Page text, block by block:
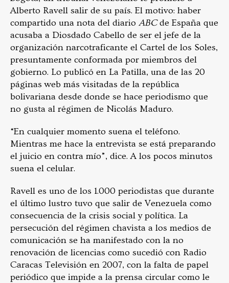
Alberto Ravell salir de su país. El motivo: haber
compartido una nota del diario ABCde España que
acusaba a Diosdado Cabello de ser el jefe de la
organización narcotraficante el Cartel de los Soles,
presuntamente conformada por miembros del
gobierno. Lo publicó en La Patilla, una de las 20
páginas web más visitadas de la república
bolivariana desde donde se hace periodismo que
no gusta al régimen de Nicolás Maduro.
“En cualquier momento suena el teléfono.
Mientras me hace la entrevista se está preparando
el juicio en contra mío”, dice. A los pocos minutos
suena el celular.
Ravell es uno de los 1.000 periodistas que durante
el último lustro tuvo que salir de Venezuela como
consecuencia de la crisis social y política. La
persecución del régimen chavista a los medios de
comunicación se ha manifestado con la no
renovación de licencias como sucedió con Radio
Caracas Televisión en 2007, con la falta de papel
periódico que impide a la prensa circular como le